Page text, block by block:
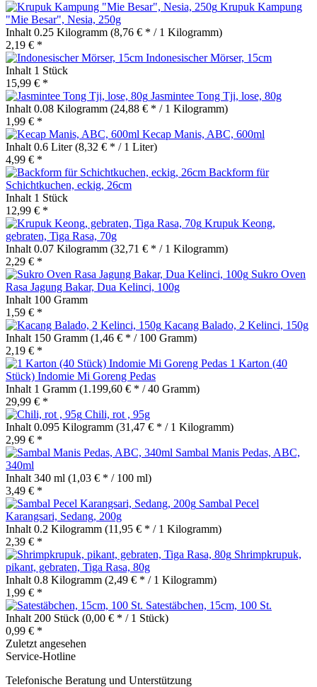
Krupuk Kampung
"Mie Besar", Nesia, 250g
Inhalt 0.25 Kilogramm (8,76 € * / 1 Kilogramm)
2,19 € *
Indonesischer Mörser, 15cm
Inhalt 1 Stück
15,99 € *
Jasmintee Tong Tji, lose, 80g
Inhalt 0.08 Kilogramm (24,88 € * / 1 Kilogramm)
1,99 € *
Kecap Manis, ABC, 600ml
Inhalt 0.6 Liter(8,32 € * / 1 Liter)
4,99 € *
Backform für
Schichtkuchen, eckig, 26cm
Inhalt 1 Stück
12,99 € *
Krupuk Keong,
gebraten, Tiga Rasa, 70g
Inhalt 0.07 Kilogramm (32,71 € * / 1 Kilogramm)
2,29 € *
Sukro Oven
Rasa Jagung Bakar, Dua Kelinci, 100g
Inhalt 100 Gramm
1,59 € *
Kacang Balado, 2 Kelinci, 150g
Inhalt 150 Gramm (1,46 € * / 100 Gramm)
2,19 € *
1 Karton (40
Stück) Indomie Mi Goreng Pedas
Inhalt 1 Gramm (1.199,60 € * / 40 Gramm)
29,99 € *
Chili, rot , 95g
Inhalt 0.095 Kilogramm (31,47 € * / 1 Kilogramm)
2,99 € *
Sambal Manis Pedas, ABC,
340ml
Inhalt 340 ml (1,03 € * / 100 ml)
3,49 € *
Sambal Pecel
Karangsari, Sedang, 200g
Inhalt 0.2 Kilogramm (11,95 € * / 1 Kilogramm)
2,39 € *
Shrimpkrupuk,
pikant, gebraten, Tiga Rasa, 80g
Inhalt 0.8 Kilogramm (2,49 € * / 1 Kilogramm)
1,99 € *
Satestäbchen, 15cm, 100 St.
Inhalt 200 Stück (0,00 € * / 1 Stück)
0,99 € *
Zuletzt angesehen
Service-Hotline
Telefonische Beratung und Unterstützung